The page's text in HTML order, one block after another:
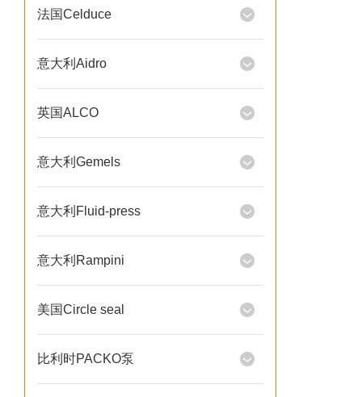
法国Celduce
意大利Aidro
英国ALCO
意大利Gemels
意大利Fluid-press
意大利Rampini
美国Circle seal
比利时PACKO泵